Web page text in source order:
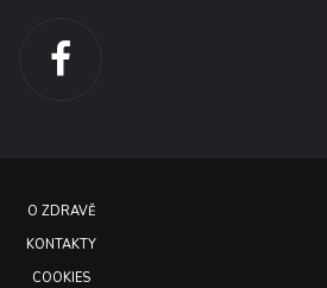
O ZDRAVĚ
KONTAKTY
COOKIES